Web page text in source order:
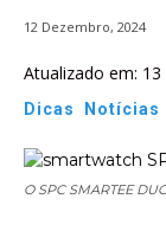
12 Dezembro, 2024
Atualizado em: 13
Dicas Notícias
O SPC SMARTEE